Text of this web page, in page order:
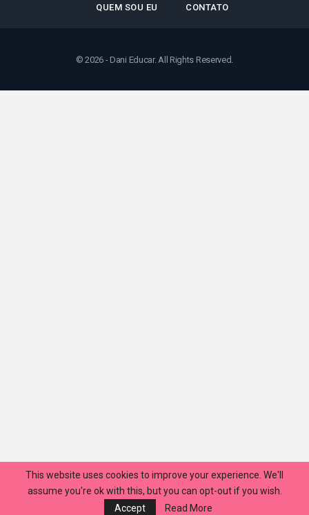
QUEM SOU EU CONTATO
© 2026 - Dani Educar. All Rights Reserved.
This website uses cookies to improve your experience. We'll
assume you're ok with this, but you can opt-out if you wish.
Accept
Read More